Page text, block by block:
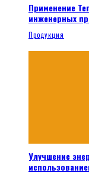
Применение
инженерных
Продукция
Улучшение